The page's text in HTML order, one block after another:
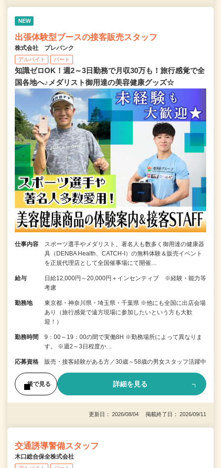
NEW
出張体験型ブースの接客販売スタッフ
株式会社 プレバンク
アルバイト パート
知識ゼロOK！週2～3日勤務で月収30万も！旅行感覚で全
国各地へ♪メダリスト御用達の美容健康グッズ☆
仕事内容
スポーツ選手やメダリスト、著名人も数多く御用達の健康器
具（DENBA Health、CATCH-I）の無料体験＆販売イベント
を正規代理店として全国催事場にて開催…
給与
日給12,000円～20,000円＋インセンティブ ※経験・能力等
考慮
勤務地
東京都・神奈川県・埼玉県・千葉県 ※他にも全国に出店会場
あり（旅行感覚で遠方現場に参加したいという方も大歓
迎！）
勤務時間
9：00～19：00の間で実働8H ※勤務場所によって異なりま
す。 ※週2～3日程度か…
応募資格 販売・接客経験がある方／30歳～58歳の男女スタッフ活躍中
後で見る 詳細を見る
更新日： 2026/08/04 掲載終了日： 2026/09/11
交通誘導警備スタッフ
木口総合保全株式会社